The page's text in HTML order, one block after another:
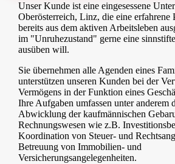
Unser Kunde ist eine eingesessene
Oberösterreich, Linz, die eine erfahrene
bereits aus dem aktiven Arbeitsleben
im "Unruhezustand" gerne eine
ausüben will.
Sie übernehmen alle Agenden eines
unterstützen unseren Kunden bei der
Vermögens in der Funktion eines
Ihre Aufgaben umfassen unter anderem
Abwicklung der kaufmännischen
Rechnungswesen wie z.B.
Koordination von Steuer- und
Betreuung von Immobilien- und
Versicherungsangelegenheiten.